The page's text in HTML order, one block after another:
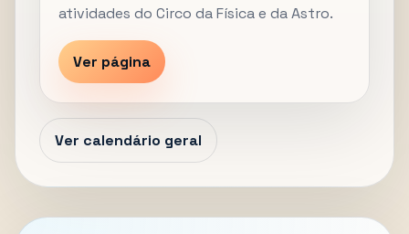
atividades do Circo da Física e da Astro.
Ver página
Ver calendário geral